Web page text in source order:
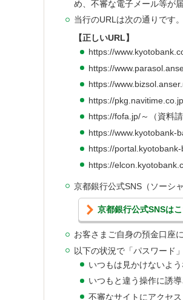
め、不審な電子メール等が
当行のURLは次の通りです
【正しいURL】
https://
https://
https://
https://
https://fofa.jp/～（資料請
https://www.kyotobank-
https://portal.kyotobank-
https://
京都銀行公式SNS（ソーシ
京都銀行公式SNSは
お客さまご自身の預金口座
以下の状況で「パスワード
いつもは見かけないよ
いつもと違う操作に誘
不審なサイトにアクセ